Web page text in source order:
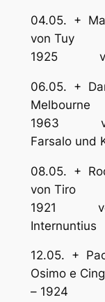
04.05. +
von
1925
06.05. +
1963
Farsalo und
08.05. +
von
1921
Internuntius
12.05. +
– 1924